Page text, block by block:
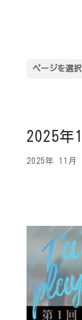
ページを選択
2025年
2025年 11月